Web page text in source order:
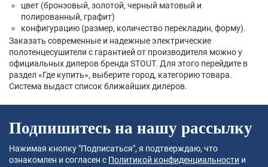
цвет (бронзовый, золотой, черный матовый и
полированный, графит)
конфигурацию (размер, количество перекладин, форму).
Заказать современные и надежные электрические
полотенцесушители с гарантией от производителя можно у
официальных дилеров бренда STOUT. Для этого перейдите в
раздел «Где купить», выберите город, категорию товара.
Система выдаст список ближайших дилеров.
Подпишитесь на нашу рассылку
Нажимая кнопку "Подписаться", я подтверждаю, что
ознакомлен и согласен с Политикой конфиденциальности и